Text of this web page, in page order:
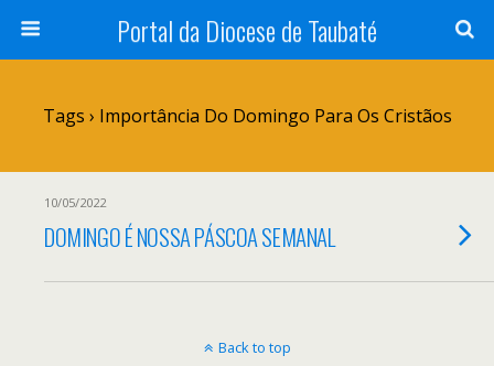
Portal da Diocese de Taubaté
Tags › Importância Do Domingo Para Os Cristãos
10/05/2022
DOMINGO É NOSSA PÁSCOA SEMANAL
Back to top